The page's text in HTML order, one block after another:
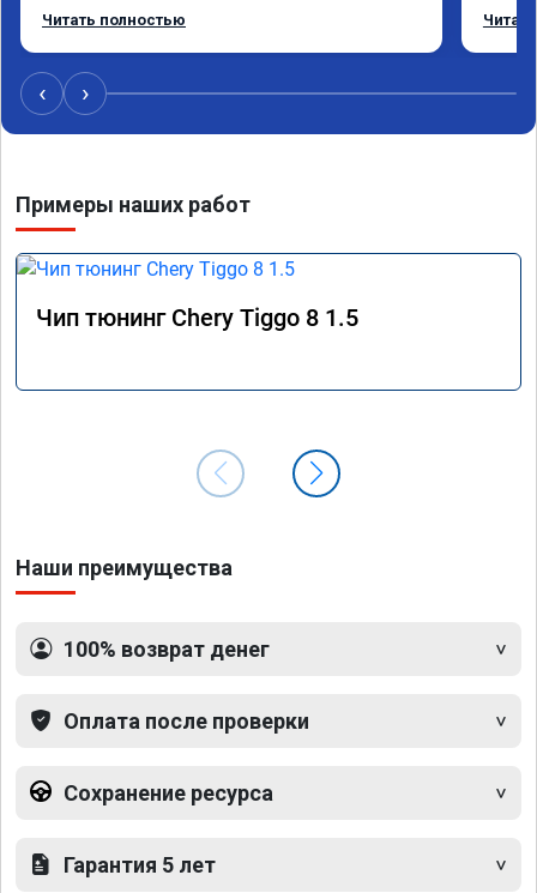
режиме даже немного снизился. Все сделали
Читать полностью
‹ ›
Примеры наших работ
Чип тюнинг Chery Tiggo 8 1.5
Наши преимущества
100% возврат денег
Оплата после проверки
Сохранение ресурса
Гарантия 5 лет